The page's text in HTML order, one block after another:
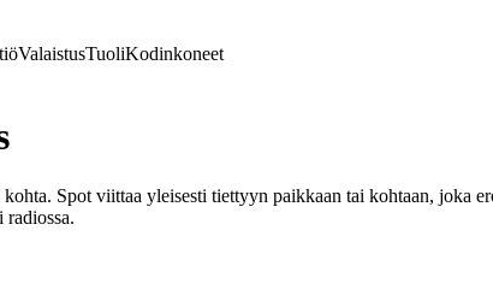
ValaistusTuoliKodinkoneet
Spot viittaa yleisesti tiettyyn paikkaan tai kohtaan,
radiossa.